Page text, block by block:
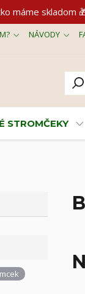
máme skladom
NÁVODY
STROMČEKY